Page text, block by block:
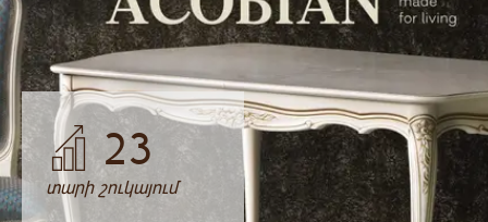
23
տարի շուկայում